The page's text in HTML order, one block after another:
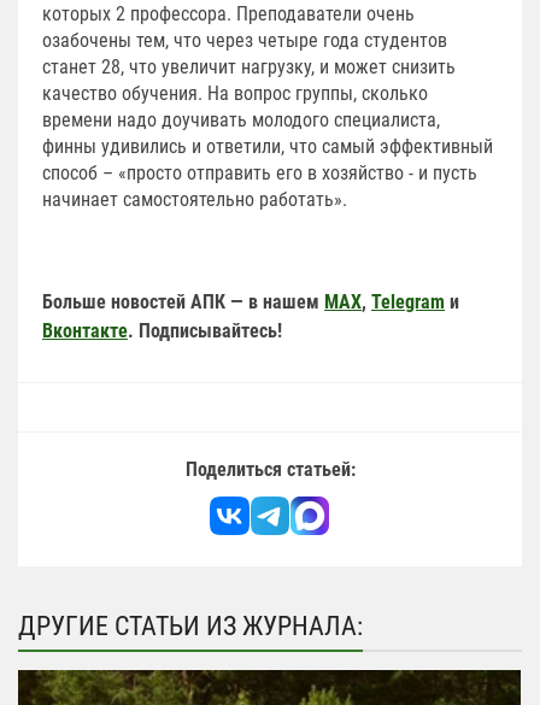
которых 2 профессора. Преподаватели очень
озабочены тем, что через четыре года студентов
станет 28, что увеличит нагрузку, и может снизить
качество обучения. На вопрос группы, сколько
времени надо доучивать молодого специалиста,
финны удивились и ответили, что самый эффективный
способ – «просто отправить его в хозяйство - и пусть
начинает самостоятельно работать».
Больше новостей АПК — в нашем MAX, Telegram и
Вконтакте. Подписывайтесь!
Поделиться статьей:
ДРУГИЕ СТАТЬИ ИЗ ЖУРНАЛА: